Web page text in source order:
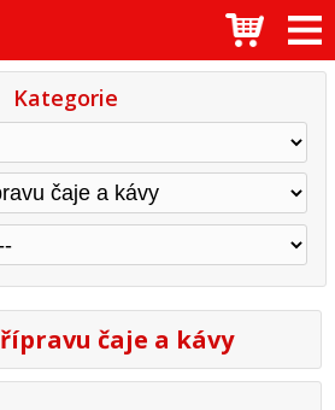
Kategorie
čaje a kávy